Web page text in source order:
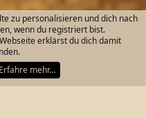
Datenschutz
2026 XenForo Ltd.
zu personalisieren und dich nach
wenn du registriert bist.
erklärst du dich damit
Erfahre mehr…